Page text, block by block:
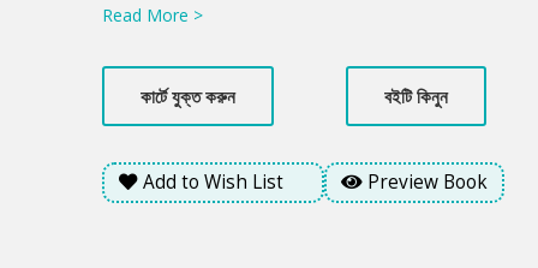
গেলো নিষ্ঠুর হত্যাকাণ্ড। জনপ্রিয় লেখকের মৃত্যুতে কেঁপে উঠলো সারাদেশ।
না। নিজের অজান্তেই এই রহস্যে জড়িয়ে যায় আরেক তরুণ লেখক।
লেখকচক্রের জটিল জগতের পুরানো বাসিন্দা সে, কিন্তু হারিয়ে যেতে থাকে
বিপজ্জনক সব নতুন অনুসন্ধানে। ধীরে ধীরে তার সামনে স্পষ্ট হয় নিষ্ঠুরতার
অবয়ব। তানজীম রহমানের চতুর্থ উপন্যাস ‘অবয়ব’ আপনাকে নিয়ে যাবে আধুনিক
থ্রিলার সাহিত্যের অদেখা পৃথিবীতে।
Read More >
কার্টে যুক্ত করুন বইটি কিনুন
Add to Wish List Preview Book